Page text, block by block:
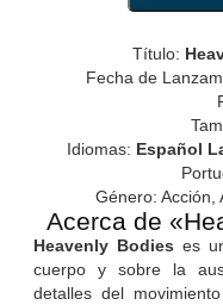
Título:
Fecha de
Idiomas: Español
Género: Acción,
Acerca de
Heavenly Bodies es
cuerpo y sobre la
detalles del